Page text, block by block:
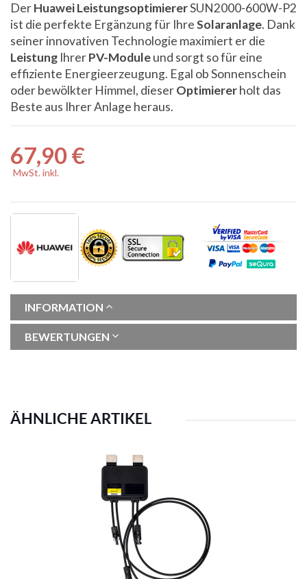
DerHuawei LeistungsoptimiererSUN2000-600W-P2
ist die perfekte Ergänzung für IhreSolaranlage. Dank
seiner innovativen Technologie maximiert er die
Leistung IhrerPV-Moduleund sorgt so für eine
effiziente Energieerzeugung. Egal ob Sonnenschein
oder bewölkter Himmel, dieserOptimiererholt das
Beste aus Ihrer Anlage heraus.
67,90 €
MwSt. inkl.
INFORMATION
BEWERTUNGEN
ÄHNLICHE ARTIKEL